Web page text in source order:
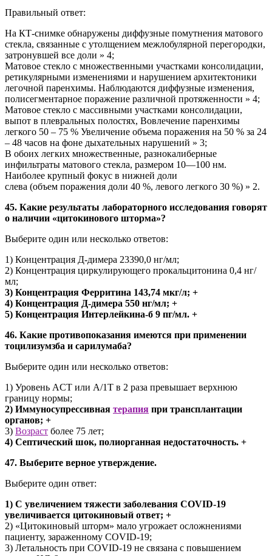
Правильный ответ:
На КТ-снимке обнаружены диффузные помутнения матового
стекла, связанные с утолщением межлобулярной перегородки,
затронувшей все доли » 4;
Матовое стекло с множественными участками консолидации,
ретикулярными изменениями и нарушением архитектоники
легочной паренхимы. Наблюдаются диффузные изменения,
полисегментарное поражение различной протяженности » 4;
Матовое стекло с массивными участками консолидации,
выпот в плевральных полостях, Вовлечение паренхимы
легкого 50 – 75 % Увеличение объема поражения на 50 % за 24
– 48 часов на фоне дыхательных нарушений » 3;
В обоих легких множественные, разнокалиберные
инфильтраты матового стекла, размером 10—100 нм.
Наиболее крупный фокус в нижней доли
слева (объем поражения доли 40 %, левого легкого 30 %) » 2.
45. Какие результаты лабораторного исследования говорят
о наличии «цитокинового шторма»?
Выберите один или несколько ответов:
1) Концентрация Д-димера 23390,0 нг/мл;
2) Концентрация циркулирующего прокальцитонина 0,4 нг/
мл;
3) Концентрация Ферритина 143,74 мкг/л; +
4) Концентрация Д-димера 550 нг/мл; +
5) Концентрация Интерлейкина-б 9 пг/мл. +
46. Какие противопоказания имеются при применении
тоцилизумзба и сарилумаба?
Выберите один или несколько ответов:
1) Уровень ACT или А/1Т в 2 раза превышает верхнюю
границу нормы;
2) Иммуносупрессивная терапия при трансплантации
органов; +
3) Возраст более 75 лет;
4) Септический шок, полиорганная недостаточность. +
47. Выберите верное утверждение.
Выберите один ответ:
1) С увеличением тяжести заболевания COVID-19
увеличивается цитокиновый ответ; +
2) «Цитокиновый шторм» мало угрожает осложнениями
пациенту, зараженному COVID-19;
3) Летальность при COVID-19 не связана с повышением